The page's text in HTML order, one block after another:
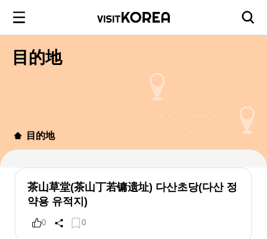
目的地
目的地
茶山草堂(茶山丁若镛遗址) 다산초당(다산 정
약용 유적지)
0 0